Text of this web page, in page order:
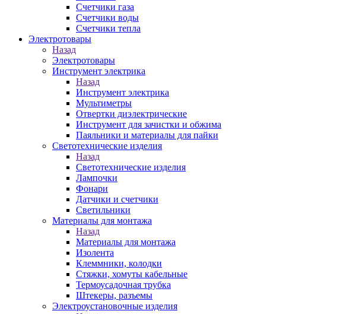
Счетчики газа
Счетчики воды
Счетчики тепла
Электротовары
Назад
Электротовары
Инструмент электрика
Назад
Инструмент электрика
Мультиметры
Отвертки диэлектрические
Инструмент для зачистки и обжима
Паяльники и материалы для пайки
Светотехнические изделия
Назад
Светотехнические изделия
Лампочки
Фонари
Датчики и счетчики
Светильники
Материалы для монтажа
Назад
Материалы для монтажа
Изолента
Клеммники, колодки
Стяжки, хомуты кабельные
Термоусадочная трубка
Штекеры, разъемы
Электроустановочные изделия